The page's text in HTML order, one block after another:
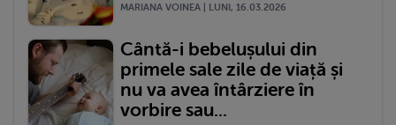
MARIANA VOINEA | LUNI, 16.03.2026
Cântă-i bebelușului din
primele sale zile de viață și
nu va avea întârziere în
vorbire sau...